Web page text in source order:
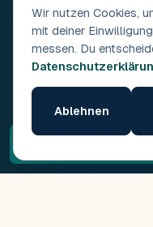
Wir nutzen Cookies,
mit deiner
messen. Du
Ablehnen